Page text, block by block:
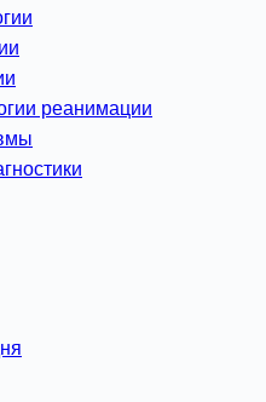
реанимации